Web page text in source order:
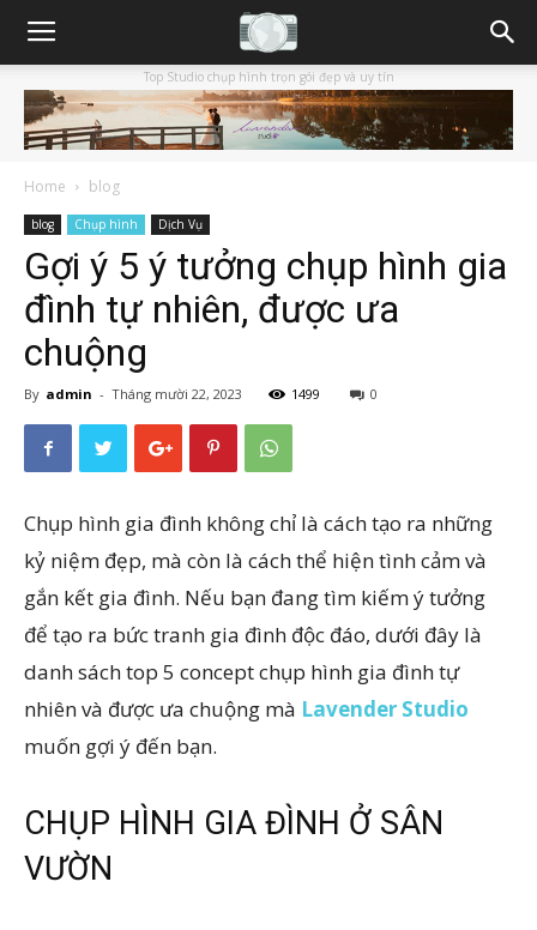
Top Studio chụp hình trọn gói đẹp và uy tín
Home blog
blog Chụp hình Dịch Vụ
Gợi ý 5 ý tưởng chụp hình gia
đình tự nhiên, được ưa
chuộng
By admin - Tháng mười 22, 2023 1499 0
Chụp hình gia đình không chỉ là cách tạo ra những
kỷ niệm đẹp, mà còn là cách thể hiện tình cảm và
gắn kết gia đình. Nếu bạn đang tìm kiếm ý tưởng
để tạo ra bức tranh gia đình độc đáo, dưới đây là
danh sách top 5 concept chụp hình gia đình tự
nhiên và được ưa chuộng mà Lavender Studio
muốn gợi ý đến bạn.
CHỤP HÌNH GIA ĐÌNH Ở SÂN
VƯỜN